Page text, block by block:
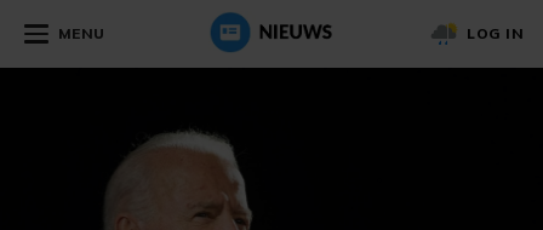
MENU LOG IN